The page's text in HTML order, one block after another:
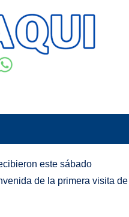
este sábado
de la primera visita de